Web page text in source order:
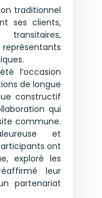
traditionnel
ses clients,
l’occasion
de longue
constructif
qui
commune.
et
ont
exploré les
leur
partenariat